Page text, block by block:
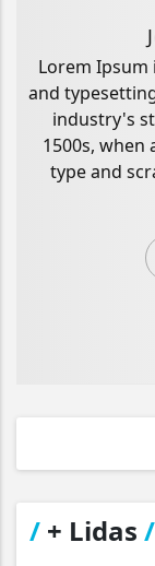
Lorem
and
industry's
1500s,
type and
/ + Lidas /